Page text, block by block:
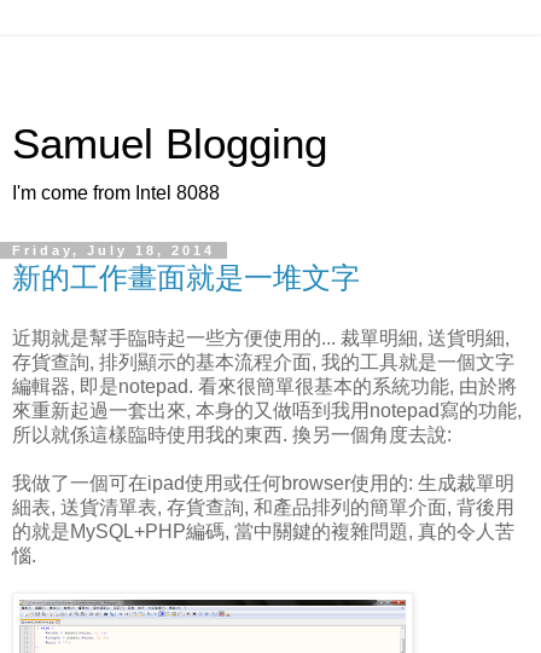
Samuel Blogging
I'm come from Intel 8088
Friday, July 18, 2014
新的工作畫面就是一堆文字
近期就是幫手臨時起一些方便使用的... 裁單明細, 送貨明細,
存貨查詢, 排列顯示的基本流程介面, 我的工具就是一個文字
編輯器, 即是notepad. 看來很簡單很基本的系統功能, 由於將
來重新起過一套出來, 本身的又做唔到我用notepad寫的功能,
所以就係這樣臨時使用我的東西. 換另一個角度去說:
我做了一個可在ipad使用或任何browser使用的: 生成裁單明
細表, 送貨清單表, 存貨查詢, 和產品排列的簡單介面, 背後用
的就是MySQL+PHP編碼, 當中關鍵的複雜問題, 真的令人苦
惱.